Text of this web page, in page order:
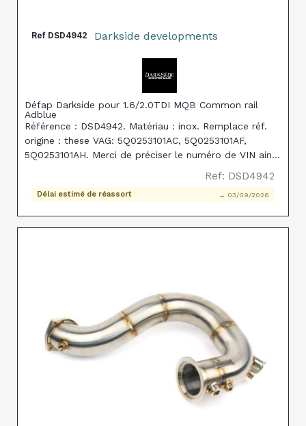
Ref DSD4942 Darkside developments
Défap Darkside pour 1.6/2.0TDI MQB Common rail
Adblue
Référence : DSD4942. Matériau : inox. Remplace réf.
origine : these VAG: 5Q0253101AC, 5Q0253101AF,
5Q0253101AH. Merci de préciser le numéro de VIN ainsi
Ref: DSD4942
Délai estimé de réassort → 03/09/2026